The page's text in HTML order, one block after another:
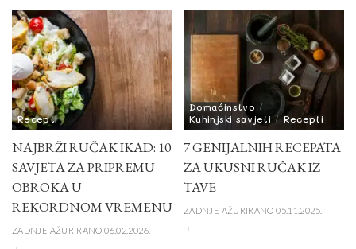
Recepti
NAJBRŽI RUČAK IKAD: 10
SAVJETA ZA PRIPREMU
OBROKA U
REKORDNOM VREMENU
ZADNJE AŽURIRANO 06.02.2026.
Domaćinstvo
Kuhinjski savjeti
Recepti
7 GENIJALNIH RECEPATA
ZA UKUSNI RUČAK IZ
TAVE
ZADNJE AŽURIRANO 05.11.2025.